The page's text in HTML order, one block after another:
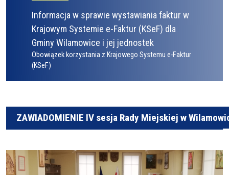
Informacja w sprawie wystawiania faktur w
Krajowym Systemie e-Faktur (KSeF) dla
Gminy Wilamowice i jej jednostek
Obowiązek korzystania z Krajowego Systemu e-Faktur
(KSeF)
ZAWIADOMIENIE IV sesja Rady Miejskiej w